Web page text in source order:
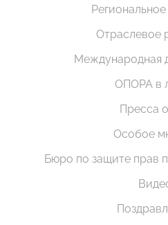
Отраслевое
Международная
ОПОРА в
Пресса
Особое
Бюро по защите прав